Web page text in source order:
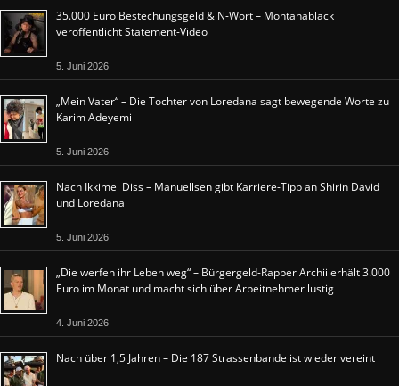
35.000 Euro Bestechungsgeld & N-Wort – Montanablack
veröffentlicht Statement-Video
5. Juni 2026
„Mein Vater“ – Die Tochter von Loredana sagt bewegende Worte zu
Karim Adeyemi
5. Juni 2026
Nach Ikkimel Diss – Manuellsen gibt Karriere-Tipp an Shirin David
und Loredana
5. Juni 2026
„Die werfen ihr Leben weg“ – Bürgergeld-Rapper Archii erhält 3.000
Euro im Monat und macht sich über Arbeitnehmer lustig
4. Juni 2026
Nach über 1,5 Jahren – Die 187 Strassenbande ist wieder vereint